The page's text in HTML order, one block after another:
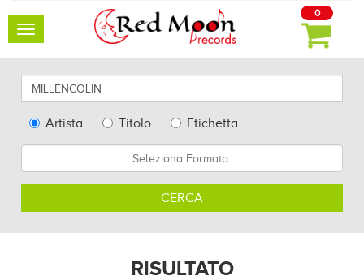
Toggle
0
Cerca
qui
artisti,
altro...
TypeArtista Titolo
Etichetta
CERCA
RISULTATO